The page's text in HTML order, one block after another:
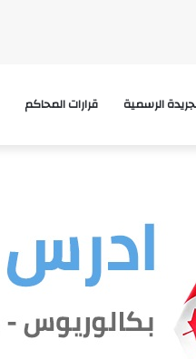
قرارات المحاكم الرسمية